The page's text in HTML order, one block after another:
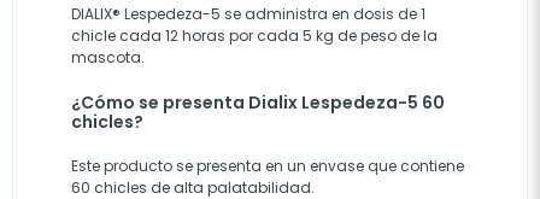
DIALIX® Lespedeza-5 se administra en dosis de 1
chicle cada 12 horas por cada 5 kg de peso de la
mascota.
¿Cómo se presenta Dialix Lespedeza-5 60
chicles?
Este producto se presenta en un envase que contiene
60 chicles de alta palatabilidad.